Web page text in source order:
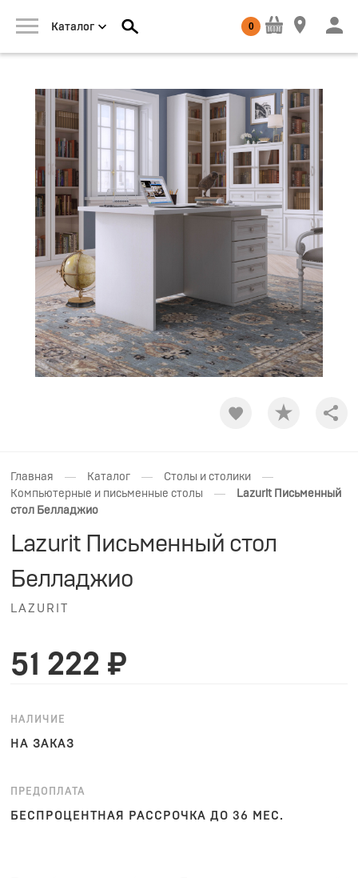
Каталог 0
Главная — Каталог — Столы и столики —
Компьютерные и письменные столы —
Lazurit Письменный
стол Белладжио
Lazurit Письменный стол
Белладжио
LAZURIT
51 222 ₽
НАЛИЧИЕ
НА ЗАКАЗ
ПРЕДОПЛАТА
БЕСПРОЦЕНТНАЯ РАССРОЧКА ДО 36 МЕС.